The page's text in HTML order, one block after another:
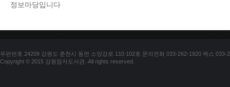
정보마당입니다
우편번호 24209 강원도 춘천시 동면 소양강로 110 102호 문의전화 033-262-1920 팩스 033-
Copyright © 2015 강원점자도서관. All rights reserved.